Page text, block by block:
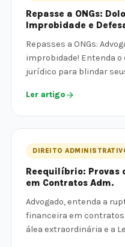
Repasse a ONGs:
Improbidade e
Repasses a ONGs:
improbidade! Entenda
jurídico para blindar
Ler artigo
DIREITO
Reequilíbrio: Provas
em Contratos Adm.
Advogado, entenda a
financeira em
álea extraordinária e a